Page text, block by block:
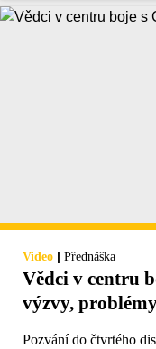
Video | Přednáška
Vědci v centru
výzvy,
Pozvání do čtvrtého